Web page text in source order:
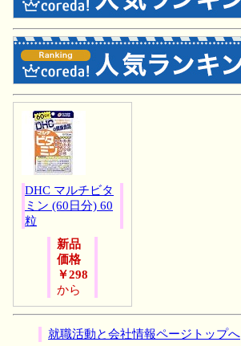
DHC マルチビタ
ミン (60日分) 60
粒
新品
価格
￥298
から
就職活動と会社情報ページトップへ